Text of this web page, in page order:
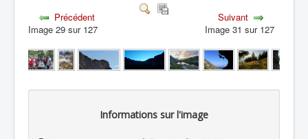
Précédent
Image 29 sur 127
Suivant
Image 31 sur 127
Informations sur l'image